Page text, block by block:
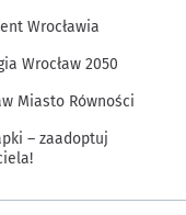
Wrocławia
Wrocław 2050
Miasto Równości
– zaadoptuj